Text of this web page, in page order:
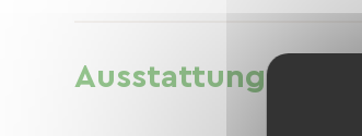
Ausstattung